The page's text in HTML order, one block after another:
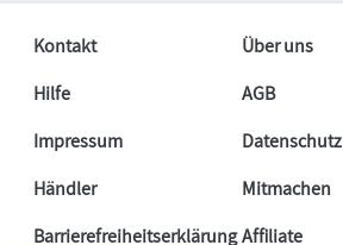
Kontakt
Über uns
Hilfe
AGB
Impressum
Datenschutz
Händler
Mitmachen
BarrierefreiheitserklärungAffiliate